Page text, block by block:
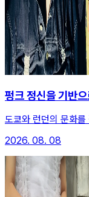
펑크 정신을 기반
도쿄와 런던의 문화
2026. 08. 08